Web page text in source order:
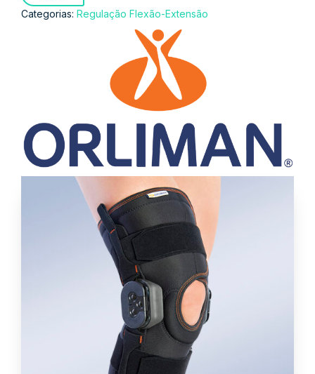
Categorias: Regulação Flexão-Extensão